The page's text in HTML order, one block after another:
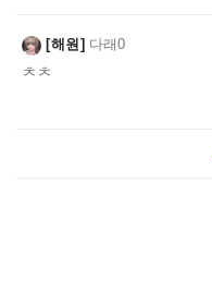
해원 다래0
ㅊㅊ